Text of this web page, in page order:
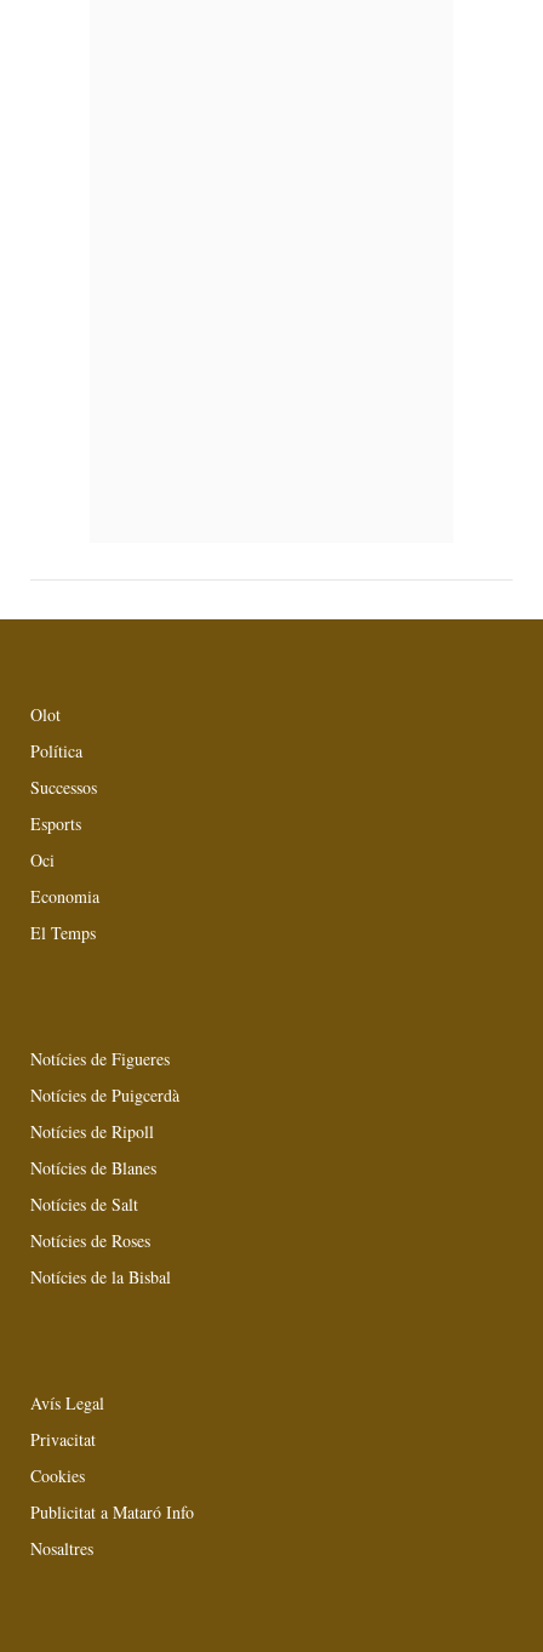
Olot
Política
Successos
Esports
Oci
Economia
El Temps
Notícies de Figueres
Notícies de Puigcerdà
Notícies de Ripoll
Notícies de Blanes
Notícies de Salt
Notícies de Roses
Notícies de la Bisbal
Avís Legal
Privacitat
Cookies
Publicitat a Mataró Info
Nosaltres